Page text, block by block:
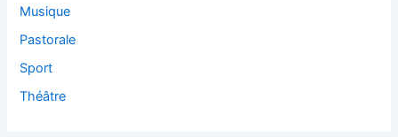
Musique
Pastorale
Sport
Théâtre